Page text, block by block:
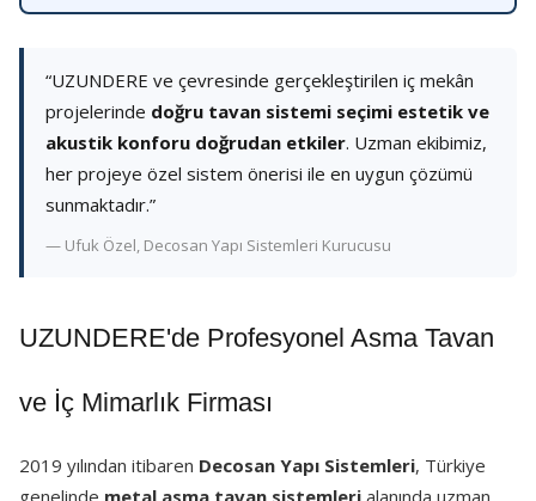
“UZUNDERE ve çevresinde gerçekleştirilen iç mekân
projelerinde doğru tavan sistemi seçimi estetik ve
akustik konforu doğrudan etkiler. Uzman ekibimiz,
her projeye özel sistem önerisi ile en uygun çözümü
sunmaktadır.”
— Ufuk Özel, Decosan Yapı Sistemleri Kurucusu
UZUNDERE'de Profesyonel Asma Tavan
ve İç Mimarlık Firması
2019 yılından itibaren Decosan Yapı Sistemleri, Türkiye
genelinde metal asma tavan sistemleri alanında uzman